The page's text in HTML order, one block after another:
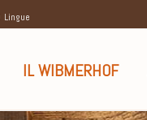
Lingue
IL WIBMERHOF